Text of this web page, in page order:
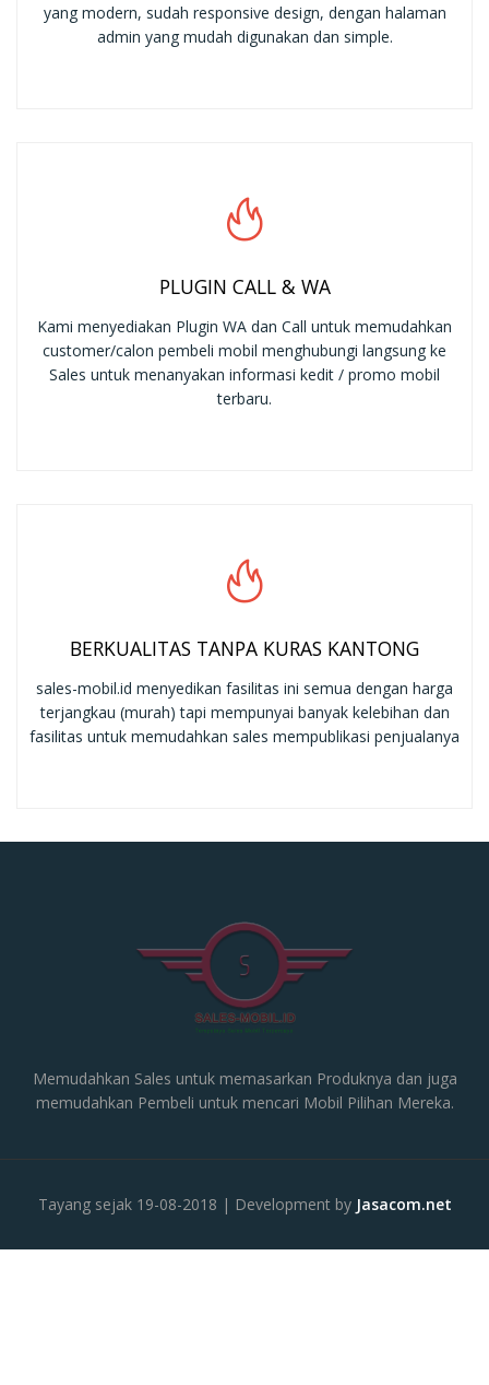
yang modern, sudah responsive design, dengan halaman
admin yang mudah digunakan dan simple.
PLUGIN CALL & WA
Kami menyediakan Plugin WA dan Call untuk memudahkan
customer/calon pembeli mobil menghubungi langsung ke
Sales untuk menanyakan informasi kedit / promo mobil
terbaru.
BERKUALITAS TANPA KURAS KANTONG
sales-mobil.id menyedikan fasilitas ini semua dengan harga
terjangkau (murah) tapi mempunyai banyak kelebihan dan
fasilitas untuk memudahkan sales mempublikasi penjualanya
Memudahkan Sales untuk memasarkan Produknya dan juga
memudahkan Pembeli untuk mencari Mobil Pilihan Mereka.
Tayang sejak 19-08-2018 | Development by Jasacom.net